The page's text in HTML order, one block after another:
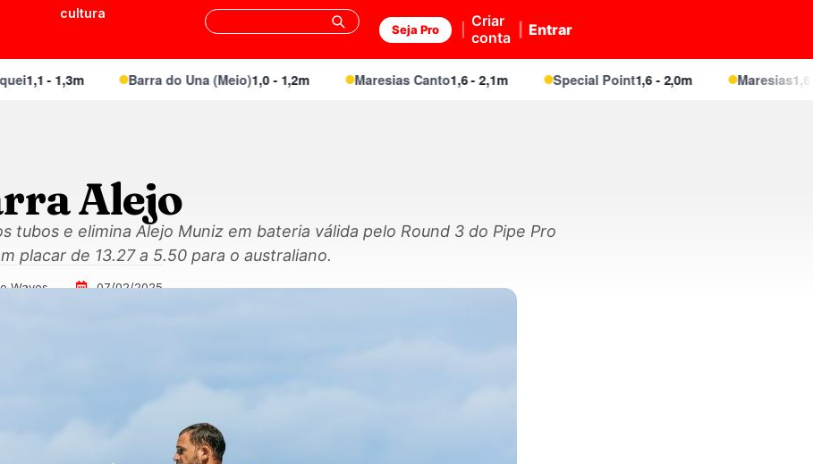
cultura
Seja Pro
Criar
conta
Entrar
- 1,3m Barra do Una (Meio)1,0 - 1,2m Maresias Canto1,6 - 2,1m Special Point 1,6 - 2,0m Maresias1,6 -
Alejo
tubos e elimina Alejo Muniz em bateria válida pelo Round 3 do Pipe Pro
placar de 13.27 a 5.50 para o australiano.
Waves 07/02/2025